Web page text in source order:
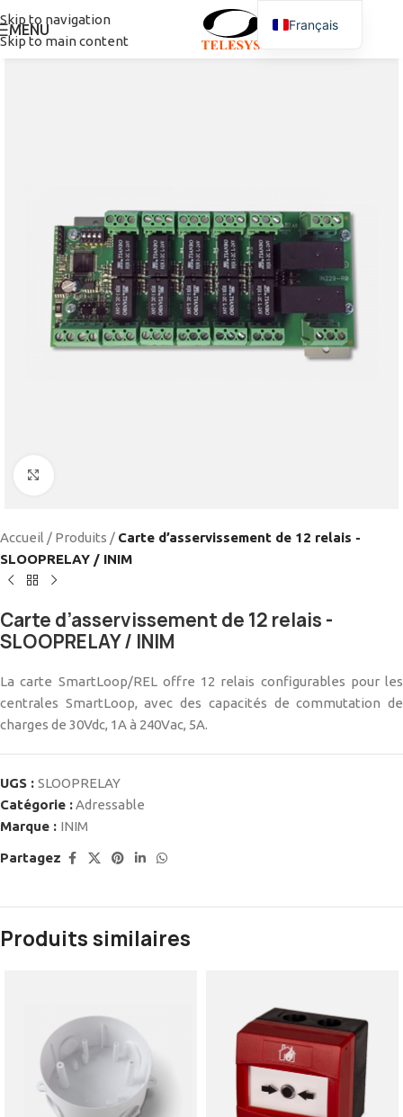
Skip to navigation
Skip to main content
MENU
Accueil / Produits / Carte d’asservissement de 12 relais -
SLOOPRELAY / INIM
Carte d’asservissement de 12 relais -
SLOOPRELAY / INIM
La carte SmartLoop/REL offre 12 relais configurables pour les
centrales SmartLoop, avec des capacités de commutation de
charges de 30Vdc, 1A à 240Vac, 5A.
UGS : SLOOPRELAY
Catégorie :Adressable
Marque : INIM
Partagez
Produits similaires
Français